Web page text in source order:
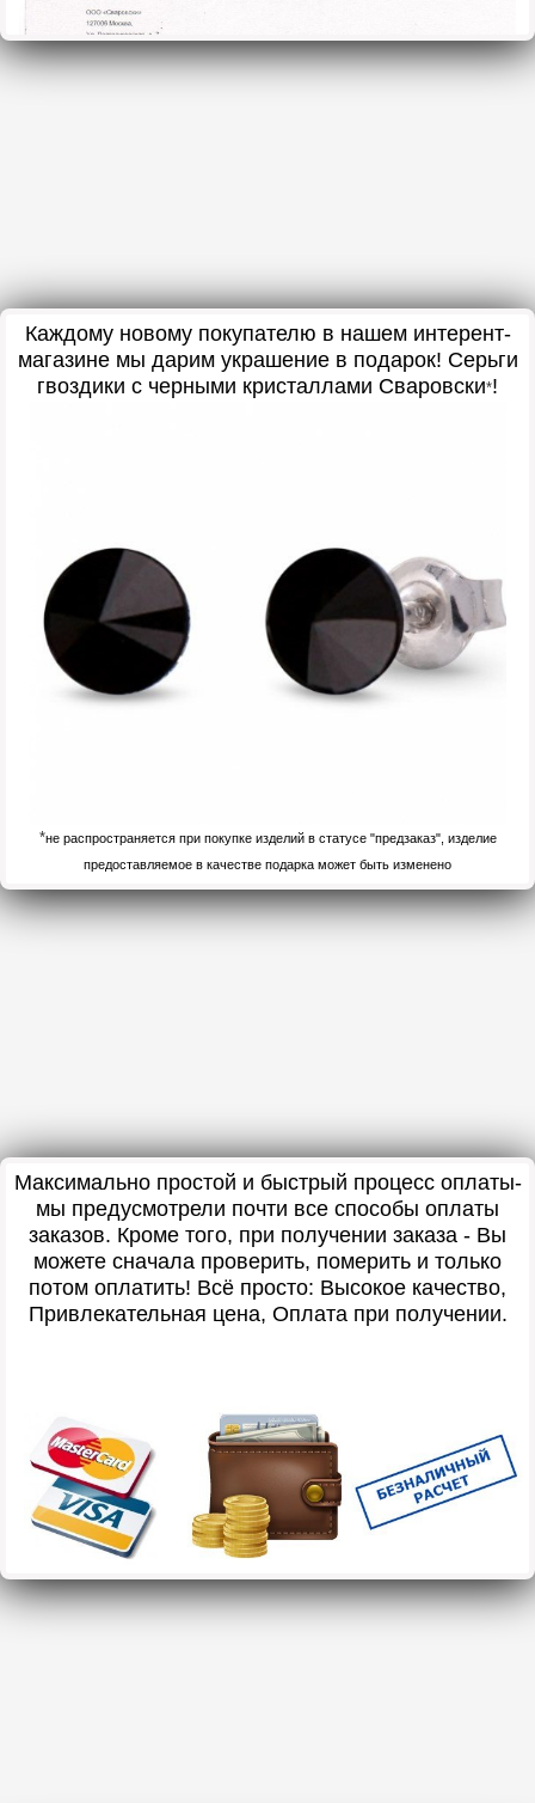
Каждому новому покупателю в нашем интерент-
магазине мы дарим украшение в подарок! Серьги
гвоздики с черными кристаллами Сваровски*!
*не распространяется при покупке изделий в статусе "предзаказ", изделие
предоставляемое в качестве подарка может быть изменено
Максимально простой и быстрый процесс оплаты-
мы предусмотрели почти все способы оплаты
заказов. Кроме того, при получении заказа - Вы
можете сначала проверить, померить и только
потом оплатить! Всё просто: Высокое качество,
Привлекательная цена, Оплата при получении.